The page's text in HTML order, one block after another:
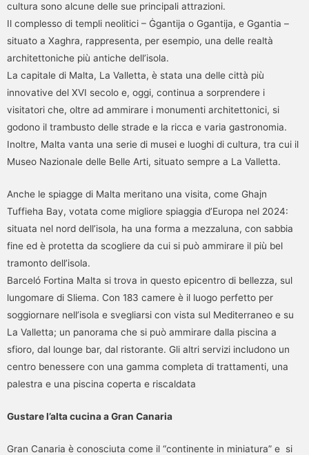
cultura sono alcune delle sue principali attrazioni.
Il complesso di templi neolitici – Ġgantija o Ggantija, e Ggantia –
situato a Xaghra, rappresenta, per esempio, una delle realtà
architettoniche più antiche dell’isola.
La capitale di Malta, La Valletta, è stata una delle città più
innovative del XVI secolo e, oggi, continua a sorprendere i
visitatori che, oltre ad ammirare i monumenti architettonici, si
godono il trambusto delle strade e la ricca e varia gastronomia.
Inoltre, Malta vanta una serie di musei e luoghi di cultura, tra cui il
Museo Nazionale delle Belle Arti, situato sempre a La Valletta.
Anche le spiagge di Malta meritano una visita, come Ghajn
Tuffieha Bay, votata come migliore spiaggia d’Europa nel 2024:
situata nel nord dell’isola, ha una forma a mezzaluna, con sabbia
fine ed è protetta da scogliere da cui si può ammirare il più bel
tramonto dell’isola.
Barceló Fortina Malta si trova in questo epicentro di bellezza, sul
lungomare di Sliema. Con 183 camere è il luogo perfetto per
soggiornare nell’isola e svegliarsi con vista sul Mediterraneo e su
La Valletta; un panorama che si può ammirare dalla piscina a
sfioro, dal lounge bar, dal ristorante. Gli altri servizi includono un
centro benessere con una gamma completa di trattamenti, una
palestra e una piscina coperta e riscaldata
Gustare l’alta cucina a Gran Canaria
Gran Canaria è conosciuta come il “continente in miniatura” e si